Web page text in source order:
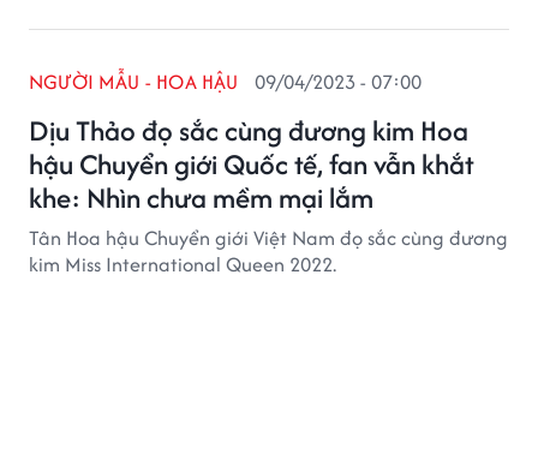
Dịu Thảo đọ sắc cùng đương kim Hoa
hậu Chuyển giới Quốc tế, fan vẫn khắt
khe: Nhìn chưa mềm mại lắm
NGƯỜI MẪU - HOA HẬU 09/04/2023 - 07:00
Tân Hoa hậu Chuyển giới Việt Nam đọ sắc cùng đương
kim Miss International Queen 2022.